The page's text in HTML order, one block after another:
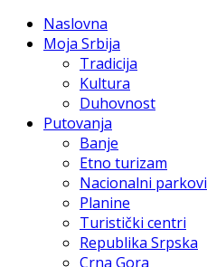
Naslovna
Moja Srbija
Tradicija
Kultura
Duhovnost
Putovanja
Banje
Etno turizam
Nacionalni parkovi
Planine
Turistički centri
Republika Srpska
Crna Gora